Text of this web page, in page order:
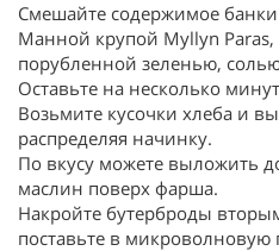
Смешайте содержимое
Манной крупой Myllyn
порубленной зеленью,
Оставьте на несколько
Возьмите кусочки хлеба и
распределяя начинку.
По вкусу можете выложить
маслин поверх фарша.
Накройте бутерброды
поставьте в микроволновую